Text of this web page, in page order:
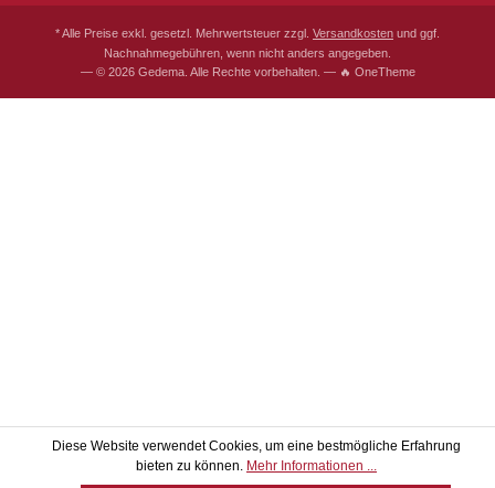
* Alle Preise exkl. gesetzl. Mehrwertsteuer zzgl. Versandkosten und ggf.
Nachnahmegebühren, wenn nicht anders angegeben.
— © 2026 Gedema. Alle Rechte vorbehalten. — 🔥 OneTheme
Diese Website verwendet Cookies, um eine bestmögliche Erfahrung
bieten zu können. Mehr Informationen ...